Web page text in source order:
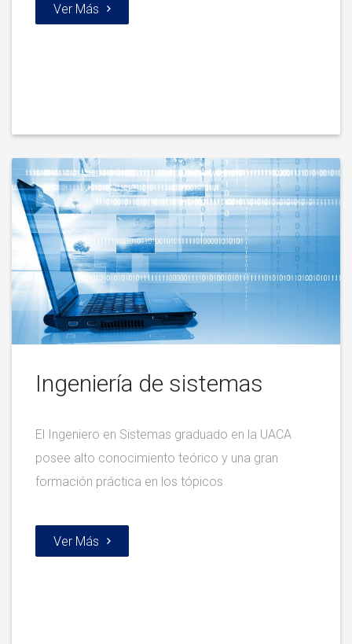
Ver Más
Ingeniería de sistemas
El Ingeniero en Sistemas graduado en la UACA
posee alto conocimiento teórico y una gran
formación práctica en los tópicos
Ver Más